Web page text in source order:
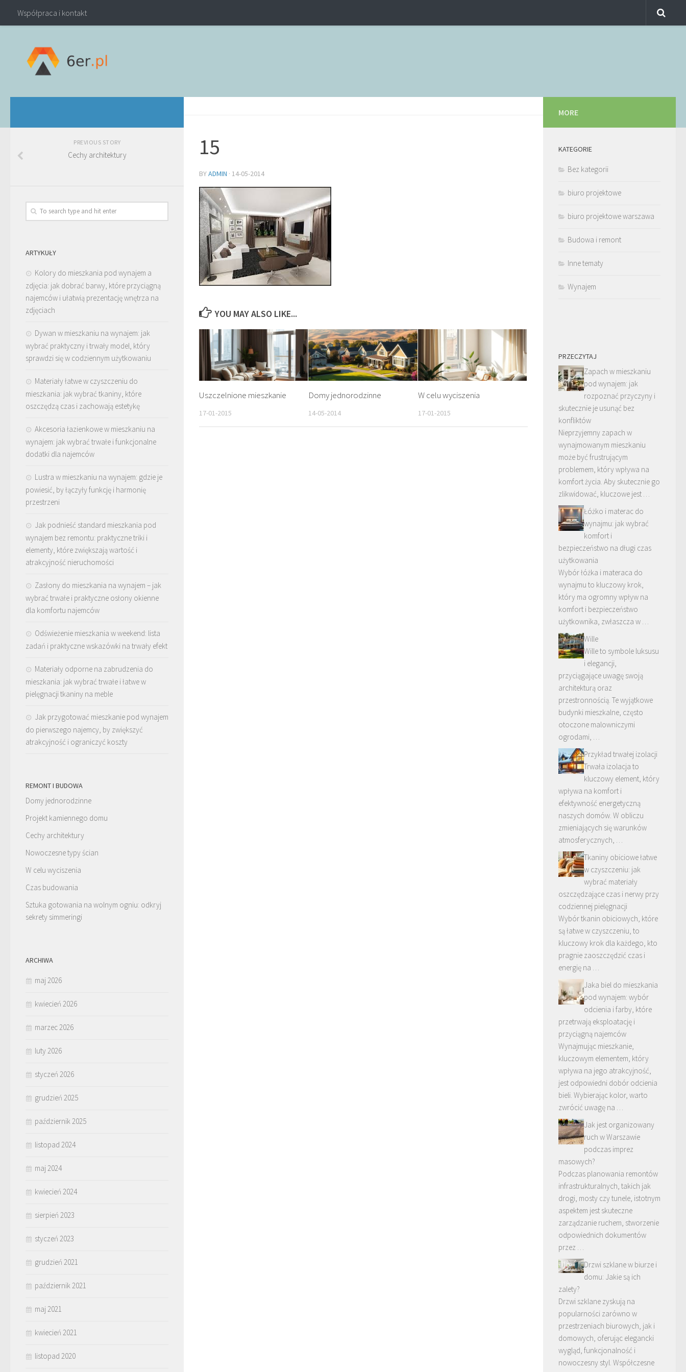
Współpraca i kontakt
15
BYADMIN · 14-05-2014
YOU MAY ALSO LIKE...
Uszczelnione mieszkanie
17-01-2015
Domy jednorodzinne
14-05-2014
W celu wyciszenia
17-01-2015
PREVIOUS STORY
Cechy architektury
ARTYKUŁY
Kolory do mieszkania pod wynajem a
zdjęcia: jak dobrać barwy, które przyciągną
najemców i ułatwią prezentację wnętrza na
zdjęciach
Dywan w mieszkaniu na wynajem: jak
wybrać praktyczny i trwały model, który
sprawdzi się w codziennym użytkowaniu
Materiały łatwe w czyszczeniu do
mieszkania: jak wybrać tkaniny, które
oszczędzą czas i zachowają estetykę
Akcesoria łazienkowe w mieszkaniu na
wynajem: jak wybrać trwałe i funkcjonalne
dodatki dla najemców
Lustra w mieszkaniu na wynajem: gdzie je
powiesić, by łączyły funkcję i harmonię
przestrzeni
Jak podnieść standard mieszkania pod
wynajem bez remontu: praktyczne triki i
elementy, które zwiększają wartość i
atrakcyjność nieruchomości
Zasłony do mieszkania na wynajem – jak
wybrać trwałe i praktyczne osłony okienne
dla komfortu najemców
Odświeżenie mieszkania w weekend: lista
zadań i praktyczne wskazówki na trwały efekt
Materiały odporne na zabrudzenia do
mieszkania: jak wybrać trwałe i łatwe w
pielęgnacji tkaniny na meble
Jak przygotować mieszkanie pod wynajem
do pierwszego najemcy, by zwiększyć
atrakcyjność i ograniczyć koszty
REMONT I BUDOWA
Domy jednorodzinne
Projekt kamiennego domu
Cechy architektury
Nowoczesne typy ścian
W celu wyciszenia
Czas budowania
Sztuka gotowania na wolnym ogniu: odkryj
sekrety simmeringi
ARCHIWA
maj 2026
kwiecień 2026
marzec 2026
luty 2026
styczeń 2026
grudzień 2025
październik 2025
listopad 2024
maj 2024
kwiecień 2024
sierpień 2023
styczeń 2023
grudzień 2021
październik 2021
maj 2021
kwiecień 2021
listopad 2020
MORE
KATEGORIE
Bez kategorii
biuro projektowe
biuro projektowe warszawa
Budowa i remont
Inne tematy
Wynajem
PRZECZYTAJ
Zapach w mieszkaniu
pod wynajem: jak
rozpoznać przyczyny i
skutecznie je usunąć bez
konfliktów
Nieprzyjemny zapach w
wynajmowanym mieszkaniu
może być frustrującym
problemem, który wpływa na
komfort życia. Aby skutecznie go
zlikwidować, kluczowe jest …
Łóżko i materac do
wynajmu: jak wybrać
komfort i
bezpieczeństwo na długi czas
użytkowania
Wybór łóżka i materaca do
wynajmu to kluczowy krok,
który ma ogromny wpływ na
komfort i bezpieczeństwo
użytkownika, zwłaszcza w …
Wille
Wille to symbole luksusu
i elegancji,
przyciągające uwagę swoją
architekturą oraz
przestronnością. Te wyjątkowe
budynki mieszkalne, często
otoczone malowniczymi
ogrodami, …
Przykład trwałej izolacji
Trwała izolacja to
kluczowy element, który
wpływa na komfort i
efektywność energetyczną
naszych domów. W obliczu
zmieniających się warunków
atmosferycznych, …
Tkaniny obiciowe łatwe
w czyszczeniu: jak
wybrać materiały
oszczędzające czas i nerwy przy
codziennej pielęgnacji
Wybór tkanin obiciowych, które
są łatwe w czyszczeniu, to
kluczowy krok dla każdego, kto
pragnie zaoszczędzić czas i
energię na …
Jaka biel do mieszkania
pod wynajem: wybór
odcienia i farby, które
przetrwają eksploatację i
przyciągną najemców
Wynajmując mieszkanie,
kluczowym elementem, który
wpływa na jego atrakcyjność,
jest odpowiedni dobór odcienia
bieli. Wybierając kolor, warto
zwrócić uwagę na …
Jak jest organizowany
ruch w Warszawie
podczas imprez
masowych?
Podczas planowania remontów
infrastrukturalnych, takich jak
drogi, mosty czy tunele, istotnym
aspektem jest skuteczne
zarządzanie ruchem, stworzenie
odpowiednich dokumentów
przez …
Drzwi szklane w biurze i
domu: Jakie są ich
zalety?
Drzwi szklane zyskują na
popularności zarówno w
przestrzeniach biurowych, jak i
domowych, oferując elegancki
wygląd, funkcjonalność i
nowoczesny styl. Współczesne